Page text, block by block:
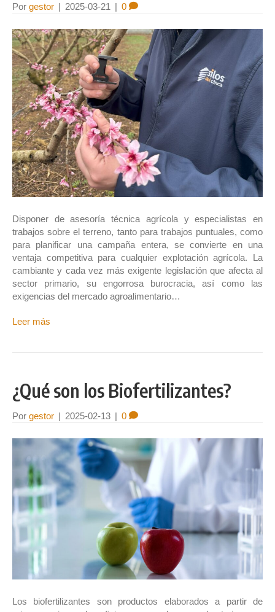
Por gestor | 2025-03-21 | 0
Disponer de asesoría técnica agrícola y especialistas en
trabajos sobre el terreno, tanto para trabajos puntuales, como
para planificar una campaña entera, se convierte en una
ventaja competitiva para cualquier explotación agrícola. La
cambiante y cada vez más exigente legislación que afecta al
sector primario, su engorrosa burocracia, así como las
exigencias del mercado agroalimentario…
Leer más
¿Qué son los Biofertilizantes?
Por gestor 2025-02-13 0
Los biofertilizantes son productos elaborados a partir de